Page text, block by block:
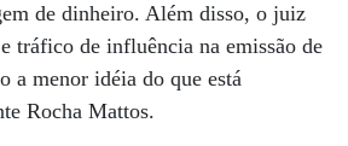
de dinheiro. Além disso, o juiz
tráfico de influência na emissão de
a menor idéia do que está
Rocha Mattos.